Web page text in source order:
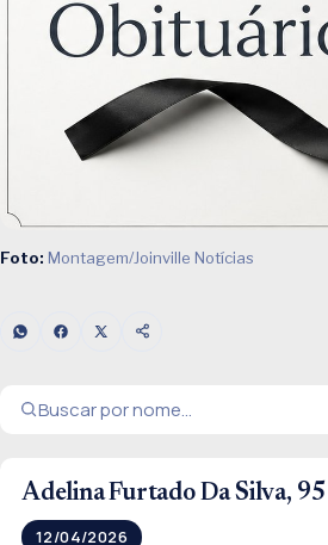
Foto: Montagem/Joinville Notícias
Adelina Furtado Da Silva,
12/04/2026